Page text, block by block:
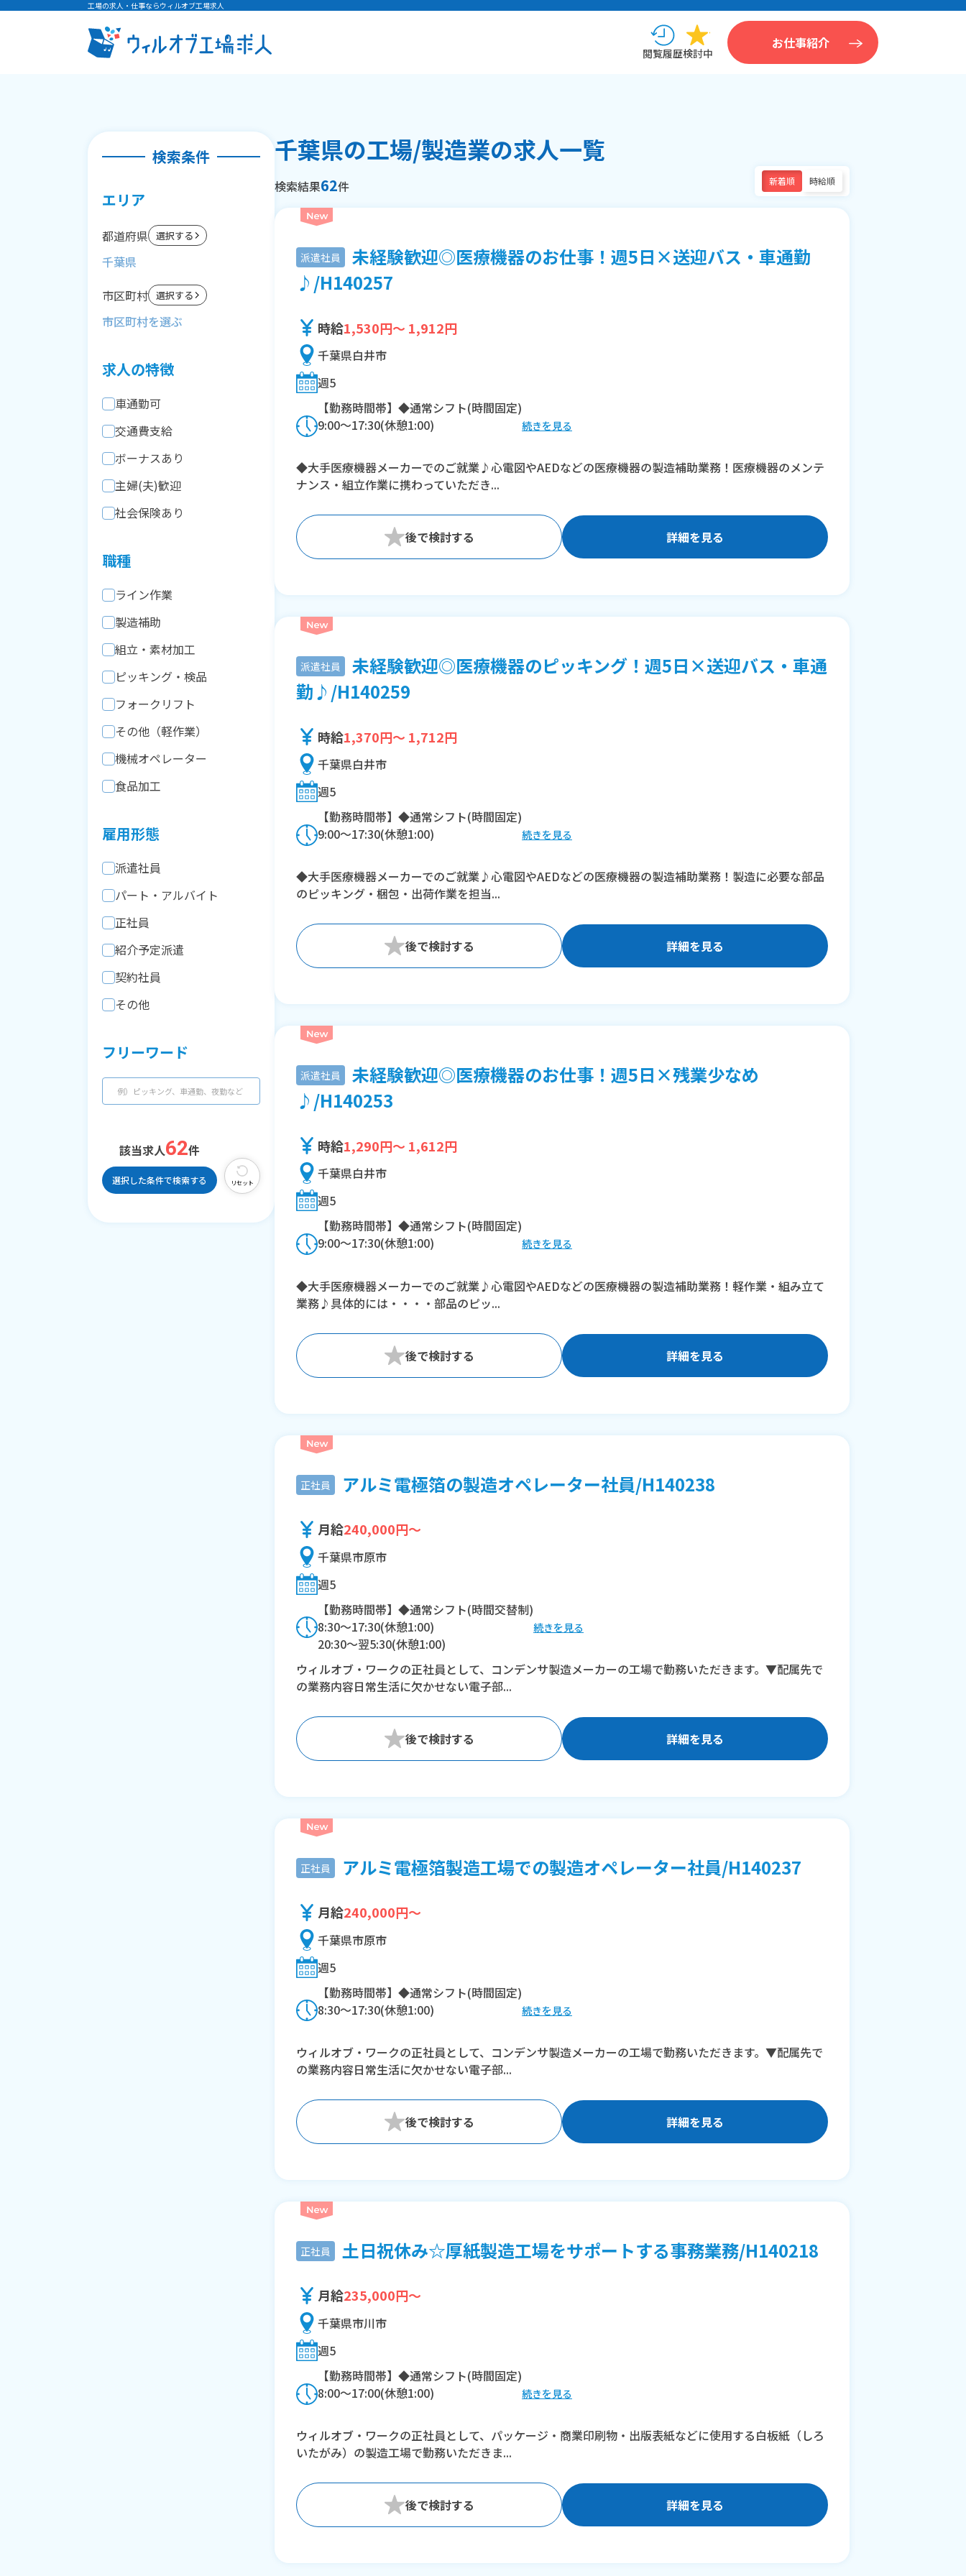
工場の求人・仕事ならウィルオブ工場求人
閲覧履歴検討中
お仕事紹介
検索条件
エリア
都道府県 選択する
千葉県
市区町村 選択する
求人の特徴
車通勤可
交通費支給
ボーナスあり
主婦(夫)歓迎
社会保険あり
職種
ライン作業
製造補助
組立・素材加工
ピッキング・検品
フォークリフト
その他（軽作業）
機械オペレーター
食品加工
雇用形態
派遣社員
パート・アルバイト
正社員
紹介予定派遣
契約社員
その他
フリーワード
該当求人62件
選択した条件で検索する リセット
千葉県の工場/製造業の求人一覧
検索結果62件 新着順 時給順
派遣社員
未経験歓迎◎医療機器のお仕事！週5日×送迎バス・車通勤
♪/H140257
時給1,530円～ 1,912円
千葉県白井市
週5
【勤務時間帯】◆通常シフト(時間固定)
9:00〜17:30(休憩1:00)
※残業：10時間程度/月
続きを見る
◆大手医療機器メーカーでのご就業♪心電図やAEDなどの医療機器の製造補助業務！医療機器のメンテ
ナンス・組立作業に携わっていただき...
詳細を見る
派遣社員
未経験歓迎◎医療機器のピッキング！週5日×送迎バス・車通
勤♪/H140259
時給1,370円～ 1,712円
千葉県白井市
週5
【勤務時間帯】◆通常シフト(時間固定)
9:00〜17:30(休憩1:00)
※残業：10時間程度/月
続きを見る
◆大手医療機器メーカーでのご就業♪心電図やAEDなどの医療機器の製造補助業務！製造に必要な部品
のピッキング・梱包・出荷作業を担当...
詳細を見る
派遣社員
未経験歓迎◎医療機器のお仕事！週5日×残業少なめ
♪/H140253
時給1,290円～ 1,612円
千葉県白井市
週5
【勤務時間帯】◆通常シフト(時間固定)
9:00〜17:30(休憩1:00)
※残業：10時間程度/月
続きを見る
◆大手医療機器メーカーでのご就業♪心電図やAEDなどの医療機器の製造補助業務！軽作業・組み立て
業務♪具体的には・・・・部品のピッ...
詳細を見る
正社員 アルミ電極箔の製造オペレーター社員/H140238
月給240,000円～
千葉県市原市
週5
【勤務時間帯】◆通常シフト(時間交替制)
8:30〜17:30(休憩1:00)
20:30〜翌5:30(休憩1:00)
※残業：40時間程度/月
続きを見る
ウィルオブ・ワークの正社員として、コンデンサ製造メーカーの工場で勤務いただきます。▼配属先で
の業務内容日常生活に欠かせない電子部...
詳細を見る
正社員 アルミ電極箔製造工場での製造オペレーター社員/H140237
月給240,000円～
千葉県市原市
週5
【勤務時間帯】◆通常シフト(時間固定)
8:30〜17:30(休憩1:00)
※残業：40時間程度/月
続きを見る
ウィルオブ・ワークの正社員として、コンデンサ製造メーカーの工場で勤務いただきます。▼配属先で
の業務内容日常生活に欠かせない電子部...
詳細を見る
正社員 土日祝休み☆厚紙製造工場をサポートする事務業務/H140218
月給235,000円～
千葉県市川市
週5
【勤務時間帯】◆通常シフト(時間固定)
8:00〜17:00(休憩1:00)
※残業：0〜10時間程度/月
続きを見る
ウィルオブ・ワークの正社員として、パッケージ・商業印刷物・出版表紙などに使用する白板紙（しろ
いたがみ）の製造工場で勤務いただきま...
詳細を見る